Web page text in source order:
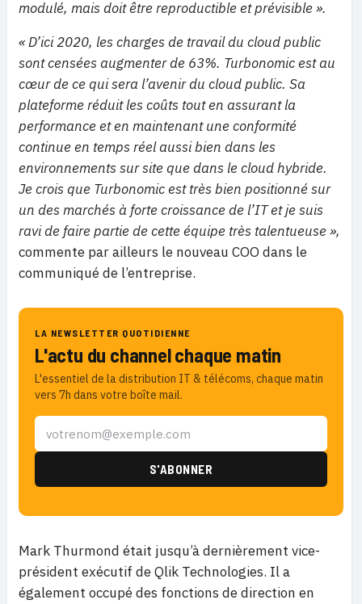
modulé, mais doit être reproductible et prévisible ».
« D’ici 2020, les charges de travail du cloud public
sont censées augmenter de 63%. Turbonomic est au
cœur de ce qui sera l’avenir du cloud public. Sa
plateforme réduit les coûts tout en assurant la
performance et en maintenant une conformité
continue en temps réel aussi bien dans les
environnements sur site que dans le cloud hybride.
Je crois que Turbonomic est très bien positionné sur
un des marchés à forte croissance de l’IT et je suis
ravi de faire partie de cette équipe très talentueuse »,
commente par ailleurs le nouveau COO dans le
communiqué de l’entreprise.
LA NEWSLETTER QUOTIDIENNE
L'actu du channel chaque matin
L'essentiel de la distribution IT & télécoms, chaque matin
vers 7h dans votre boîte mail.
Mark Thurmond était jusqu’à dernièrement vice-
président exécutif de Qlik Technologies. Il a
également occupé des fonctions de direction en